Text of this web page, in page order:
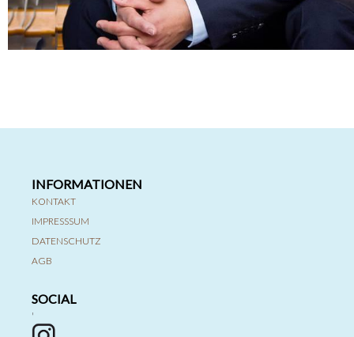
INFORMATIONEN
KONTAKT
IMPRESSSUM
DATENSCHUTZ
AGB
SOCIAL
'